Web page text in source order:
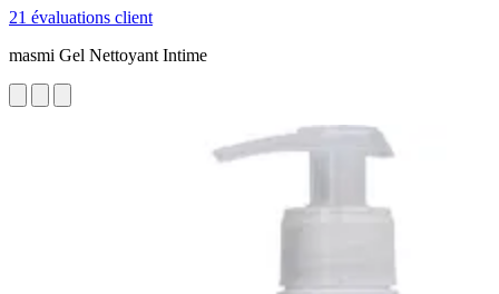
21 évaluations client
masmi Gel Nettoyant Intime